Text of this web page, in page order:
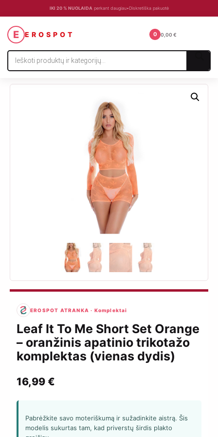
IKI 20 % NUOLAIDA perkant daugiau•Diskretiška pakuotė
E EROSPOT
Products
search
0 0,00 €
EROSPOT ATRANKA · Komplektai
Leaf It To Me Short Set Orange
– oranžinis apatinio trikotažo
komplektas (vienas dydis)
16,99€
Pabrėžkite savo moteriškumą ir sužadinkite aistrą. Šis
modelis sukurtas tam, kad priverstų širdis plakto